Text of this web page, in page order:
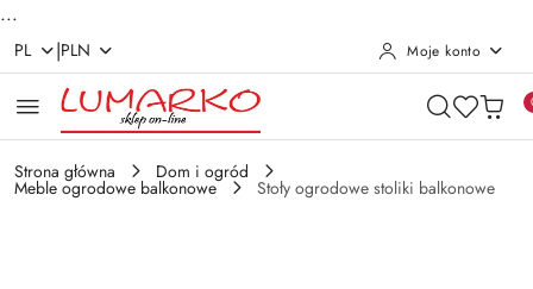
...
Przejdź do treści głównej
Przejdź do wyszukiwarki
Przejdź do moje konto
Przejdź do menu głównego
Przejdź do opisu produktu
Przejdź do stopki
PL |PLN Moje konto
Strona główna Dom i ogród
Meble ogrodowe balkonowe Stoły ogrodowe stoliki balkonowe